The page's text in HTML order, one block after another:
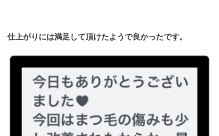
仕上がりには満足して頂けたようで良かったです。